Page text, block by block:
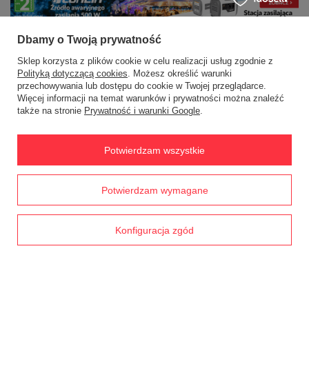
Zamówienia
Status zamówienia
Śledzenie przesyłki
Chcę zareklamować produkt
Chcę zwrócić produkt
Chcę wymienić towar
Dbamy o Twoją prywatność
Sklep korzysta z plików cookie w celu realizacji usług zgodnie z
Polityką dotyczącą cookies. Możesz określić warunki
przechowywania lub dostępu do cookie w Twojej przeglądarce.
Więcej informacji na temat warunków i prywatności można znaleźć
także na stronie Prywatność i warunki Google.
Potwierdzam wymagane
Konfiguracja zgód
Potwierdzam wszystkie